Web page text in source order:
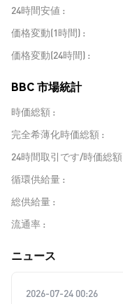
24時間安値
価格変動(1時間)
価格変動(24時間)
BBC 市場統計
時価総額
完全希薄化時価総額
24時間取引です/時価総額
循環供給量
総供給量
流通率
​​ニュース​​
2026-07-24 00:26